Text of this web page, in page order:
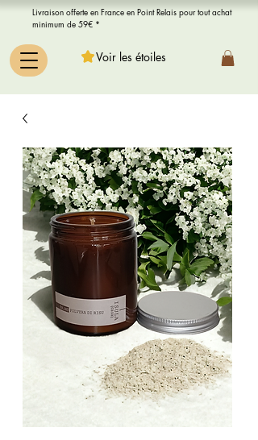
Livraison offerte en France en Point Relais pour tout achat
minimum de 59€ *
Voir les étoiles